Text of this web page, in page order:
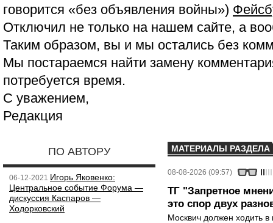
говорится «без объявления войны»)
Отключил не только на нашем сайте, а
Таким образом, вы и мы остались без
Мы постараемся найти замену
потребуется время.
С уважением,
Редакция
ПО АВТОРУ
06-12-2021 Игорь Яковенко:
Центральное событие Форума —
дискуссия Каспаров —
Ходорковский
МАТЕРИАЛЫ РАЗДЕЛА
08-08-2026 (09:57)
ТГ "Запретное
это спор двух
Москвич должен ходить в